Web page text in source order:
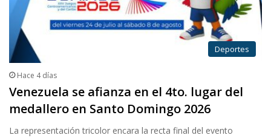
Deportes
Hace 4 días
Venezuela se afianza en el 4to. lugar del
medallero en Santo Domingo 2026
La representación tricolor encara la recta final del evento